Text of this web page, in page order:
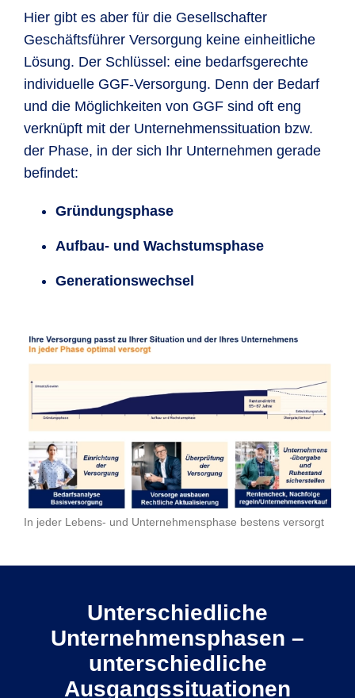
In jeder Lebens- und Unternehmensphase bestens versorgt
Hier gibt es aber für die Gesellschafter
Geschäftsführer Versorgung keine einheitliche
Lösung. Der Schlüssel: eine bedarfsgerechte
individuelle GGF-Versorgung. Denn der Bedarf
und die Möglichkeiten von GGF sind oft eng
verknüpft mit der Unternehmenssituation bzw.
der Phase, in der sich Ihr Unternehmen gerade
befindet:
Gründungsphase
Aufbau- und Wachstumsphase
Generationswechsel
Unterschiedliche
Unternehmensphasen –
unterschiedliche
Ausgangssituationen